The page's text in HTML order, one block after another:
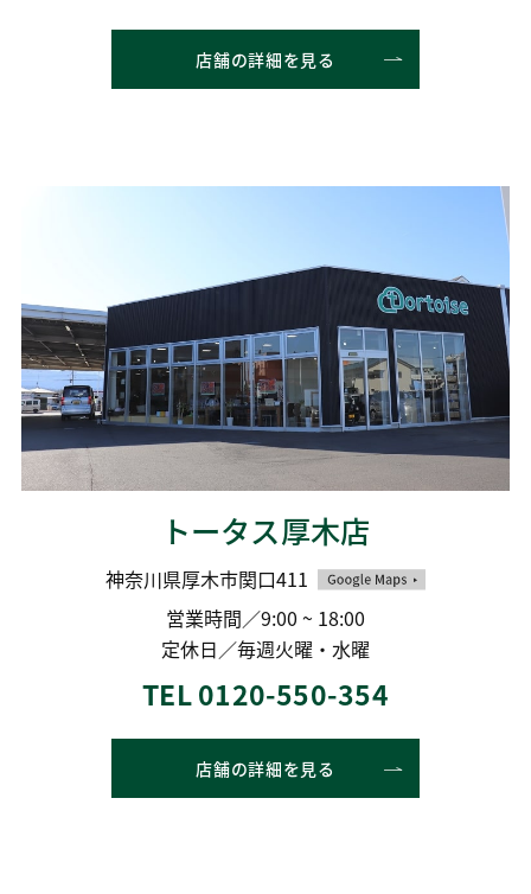
店舗の詳細を見る
トータス厚木店
神奈川県厚木市関口411
営業時間／9:00 ~ 18:00
定休日／毎週火曜・水曜
TEL 0120-550-354
店舗の詳細を見る